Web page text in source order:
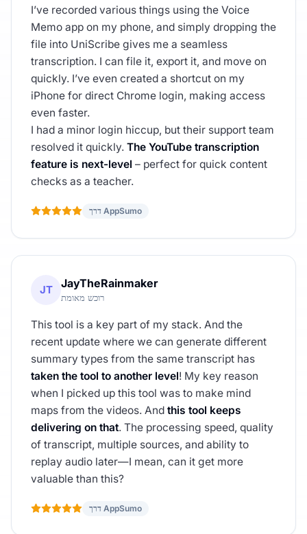
I’ve recorded various things using the Voice
Memo app on my phone, and simply dropping the
file into UniScribe gives me a seamless
transcription. I can file it, export it, and move on
quickly. I’ve even created a shortcut on my
iPhone for direct Chrome login, making access
even faster.
I had a minor login hiccup, but their support team
resolved it quickly. The YouTube transcription
feature is next-level – perfect for quick content
checks as a teacher.
דרך AppSumo
JT JayTheRainmaker
רוכש מאומת
This tool is a key part of my stack. And the
recent update where we can generate different
summary types from the same transcript has
taken the tool to another level! My key reason
when I picked up this tool was to make mind
maps from the videos. And this tool keeps
delivering on that. The processing speed, quality
of transcript, multiple sources, and ability to
replay audio later—I mean, can it get more
valuable than this?
דרך AppSumo